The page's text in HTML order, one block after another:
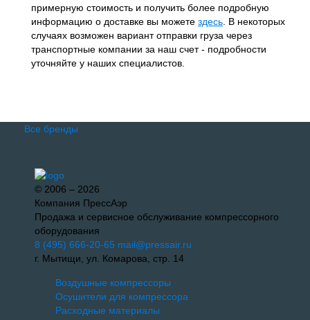
примерную стоимость и получить более подробную
информацию о доставке вы можете здесь . В некоторых
случаях возможен вариант отправки груза через
транспортные компании за наш счет - подробности
уточняйте у наших специалистов.
Все бренды
© 2006 – 2026
Компания ПрессАэр
Продажа и сервисное обслуживание компрессорного
оборудования
8 (495) 666-20-65 mail@pressair.ru
г. Мытищи, ул. Комарова, стр. 14
Воздушные компрессоры
Осушители для компрессора
Расходные материалы